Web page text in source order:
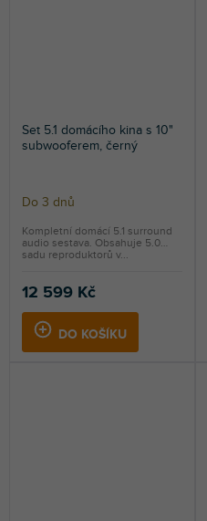
Set 5.1 domácího kina s 10"
subwooferem, černý
Do 3 dnů
12 599 Kč
DO KOŠÍKU
Kompletní domácí 5.1 surround
audio sestava. Obsahuje 5.0
sadu reproduktorů v...